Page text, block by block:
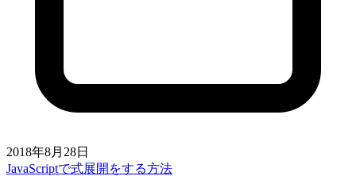
2018年8月28日
JavaScriptで式展開をする方法